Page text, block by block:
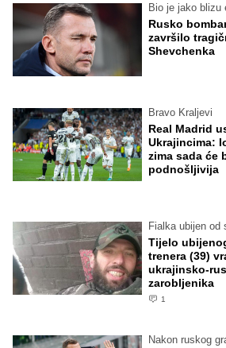
Bio je jako blizu
Rusko
završilo
Shevchenka
Bravo Kraljevi
Real Madrid
Ukrajincima:
zima sada će
podnošljivija
Fialka ubijen od
Tijelo
trenera (39)
ukrajinsko-
zarobljenika
1
Nakon ruskog